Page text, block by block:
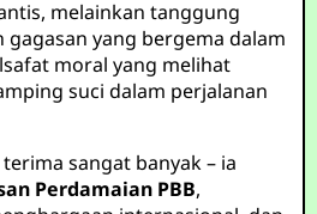
melainkan tanggung
gagasan yang bergema dalam
moral yang melihat
suci dalam perjalanan
sangat banyak – ia
Perdamaian PBB,